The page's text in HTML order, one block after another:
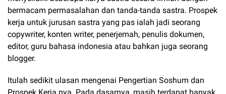
bermacam permasalahan dan tanda-tanda sastra. Prospek
kerja untuk jurusan sastra yang pas ialah jadi seorang
copywriter, konten writer, penerjemah, penulis dokumen,
editor, guru bahasa indonesia atau bahkan juga seorang
blogger.
Itulah sedikit ulasan mengenai Pengertian Soshum dan